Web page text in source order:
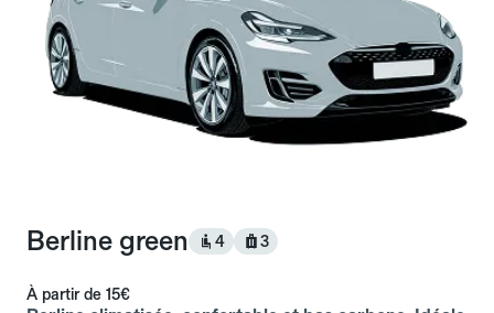
Berline green 4 3
À partir de 15€